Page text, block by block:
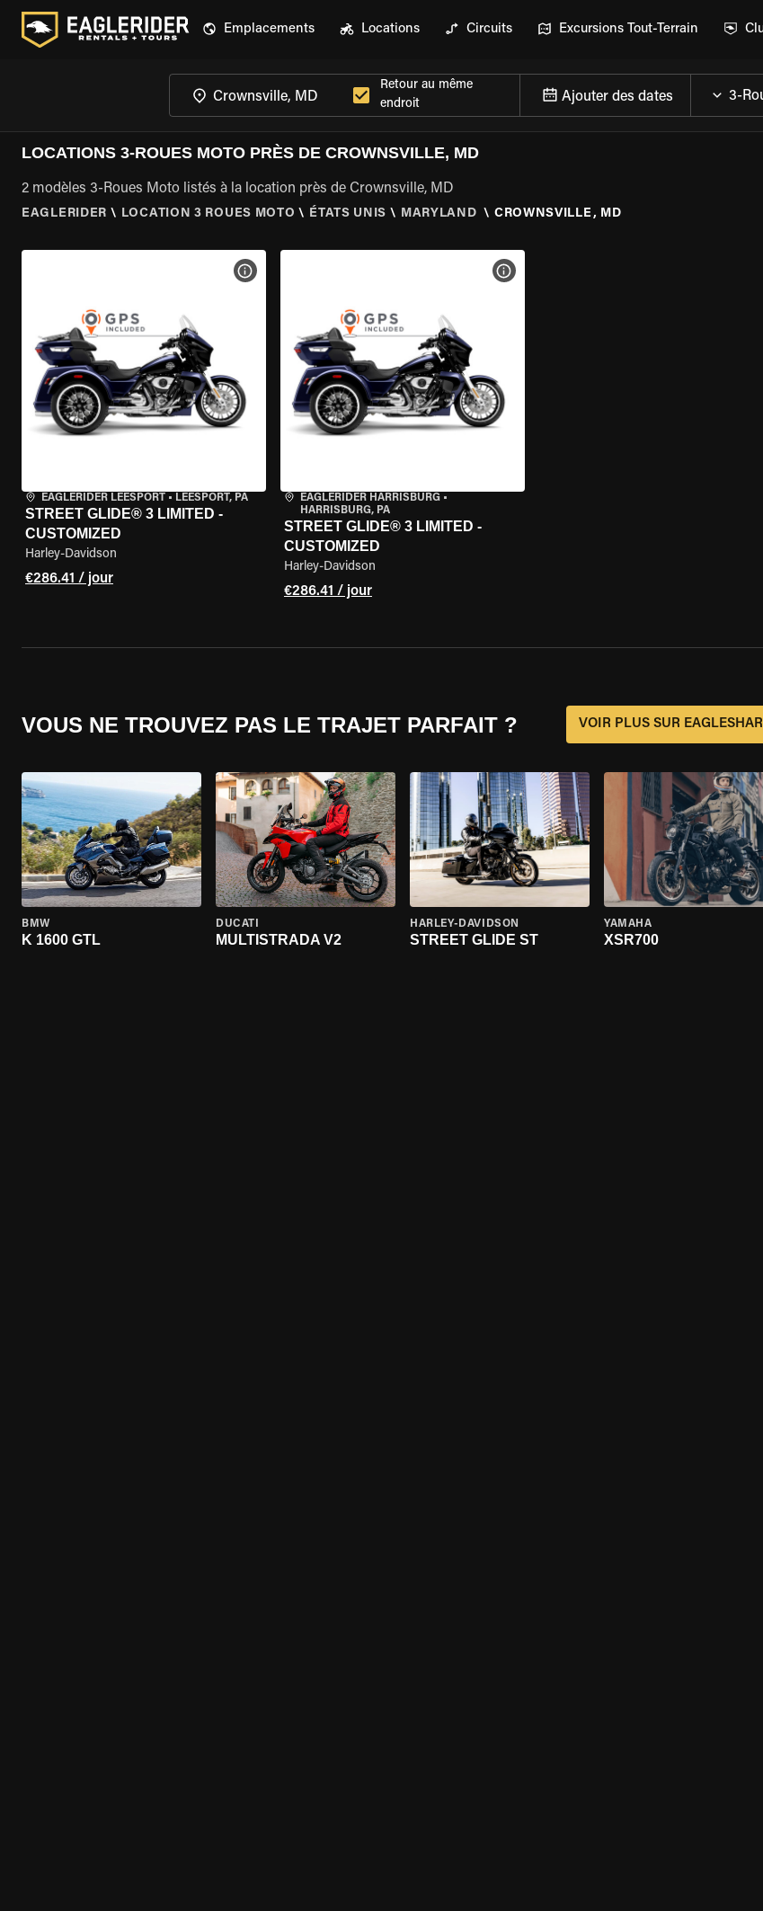
Emplacements Locations Circuits Excursions Tout-Terrain
Retour au même
endroit
Ajouter des dates
LOCATIONS 3-ROUES MOTO PRÈS DE CROWNSVILLE, MD
2 modèles 3-Roues Moto listés à la location près de Crownsville, MD
EAGLERIDER \ LOCATION 3 ROUES MOTO \ ÉTATS UNIS \ MARYLAND \ CROWNSVILLE, MD
EAGLERIDER LEESPORT • LEESPORT, PA
STREET GLIDE® 3 LIMITED -
CUSTOMIZED
Harley-Davidson
€286.41 / jour
VOIR LES SPÉCIFICATIONS DE LA MOTO
EAGLERIDER HARRISBURG•
HARRISBURG, PA
STREET GLIDE® 3 LIMITED -
CUSTOMIZED
Harley-Davidson
€286.41 / jour
VOIR LES SPÉCIFICATIONS DE LA MOTO
VOUS NE TROUVEZ PAS LE TRAJET PARFAIT ? VOIR PLUS SUR
BMW
K 1600 GTL
DUCATI
MULTISTRADA V2
HARLEY-DAVIDSON
STREET GLIDE ST
YAMAHA
XSR700